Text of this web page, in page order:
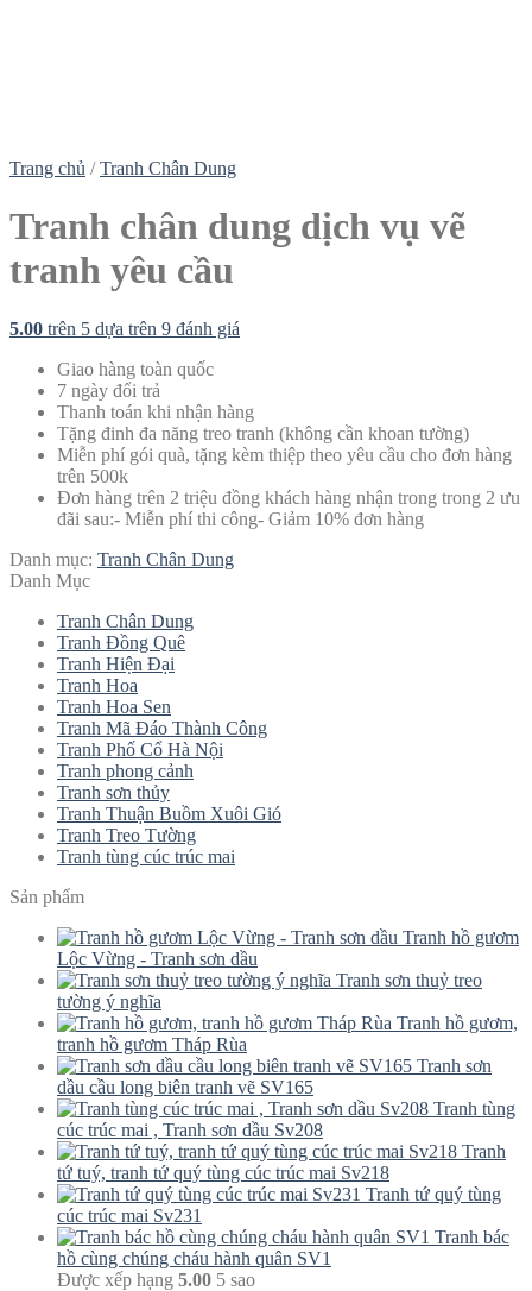
Trang chủ / Tranh Chân Dung
Tranh chân dung dịch vụ vẽ
tranh yêu cầu
5.00 trên 5 dựa trên 9 đánh giá
Giao hàng toàn quốc
7 ngày đổi trả
Thanh toán khi nhận hàng
Tặng đinh đa năng treo tranh (không cần khoan tường)
Miễn phí gói quà, tặng kèm thiệp theo yêu cầu cho đơn hàng
trên 500k
Đơn hàng trên 2 triệu đồng khách hàng nhận trong trong 2 ưu
đãi sau:- Miễn phí thi công- Giảm 10% đơn hàng
Danh mục: Tranh Chân Dung
Danh Mục
Tranh Chân Dung
Tranh Đồng Quê
Tranh Hiện Đại
Tranh Hoa
Tranh Hoa Sen
Tranh Mã Đáo Thành Công
Tranh Phố Cổ Hà Nội
Tranh phong cảnh
Tranh sơn thủy
Tranh Thuận Buồm Xuôi Gió
Tranh Treo Tường
Tranh tùng cúc trúc mai
Sản phẩm
Tranh hồ gươm
Lộc Vừng - Tranh sơn dầu
Tranh sơn thuỷ treo
tường ý nghĩa
Tranh hồ gươm,
tranh hồ gươm Tháp Rùa
Tranh sơn
dầu cầu long biên tranh vẽ SV165
Tranh tùng
cúc trúc mai , Tranh sơn dầu Sv208
Tranh
tứ tuý, tranh tứ quý tùng cúc trúc mai Sv218
Tranh tứ quý tùng
cúc trúc mai Sv231
Tranh bác
hồ cùng chúng cháu hành quân SV1
Được xếp hạng 5.00 5 sao